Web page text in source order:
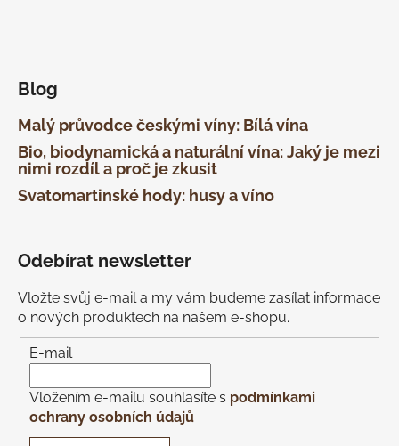
Blog
Malý průvodce českými víny: Bílá vína
Bio, biodynamická a naturální vína: Jaký je mezi
nimi rozdíl a proč je zkusit
Svatomartinské hody: husy a víno
Odebírat newsletter
Vložte svůj e-mail a my vám budeme zasílat informace
o nových produktech na našem e-shopu.
E-mail
Vložením e-mailu souhlasíte s podmínkami
ochrany osobních údajů